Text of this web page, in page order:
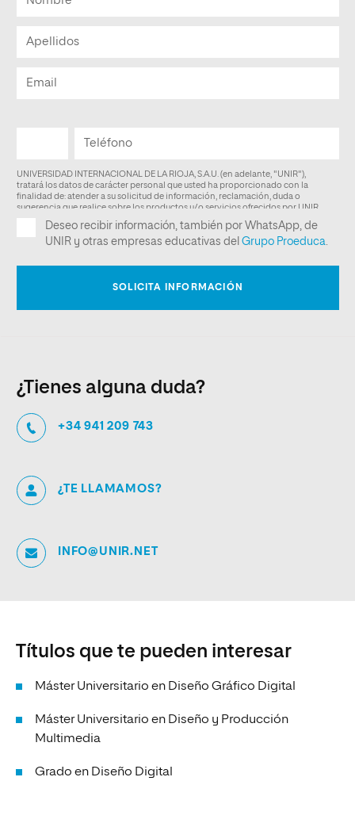
¿Tienes alguna duda?
+34 941 209 743
¿TE LLAMAMOS?
INFO@UNIR.NET
Títulos que te pueden interesar
Máster Universitario en Diseño Gráfico Digital
Máster Universitario en Diseño y Producción
Multimedia
Grado en Diseño Digital